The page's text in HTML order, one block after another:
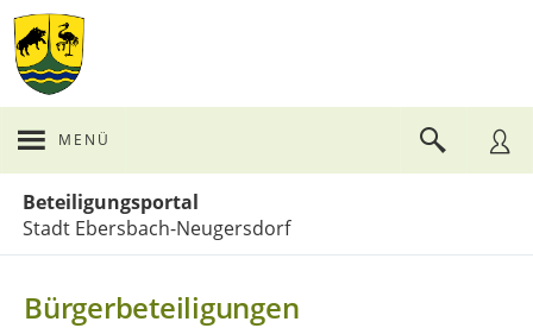
MENÜ
Beteiligungsportal
Stadt Ebersbach-Neugersdorf
Bürgerbeteiligungen